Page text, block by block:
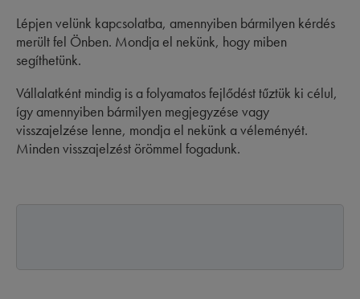
Lépjen velünk kapcsolatba, amennyiben bármilyen kérdés
merült fel Önben. Mondja el nekünk, hogy miben
segíthetünk.
Vállalatként mindig is a folyamatos fejlődést tűztük ki célul,
így amennyiben bármilyen megjegyzése vagy
visszajelzése lenne, mondja el nekünk a véleményét.
Minden visszajelzést örömmel fogadunk.